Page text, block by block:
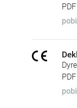
PDF
PDF